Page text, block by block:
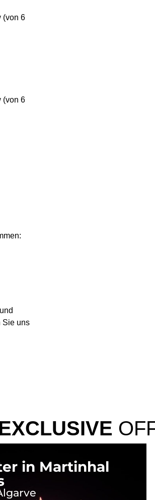
(von 6
(von 6
Sie uns
in Martinhal